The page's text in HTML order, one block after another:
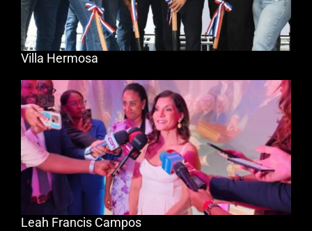
Villa Hermosa
Leah Francis Campos